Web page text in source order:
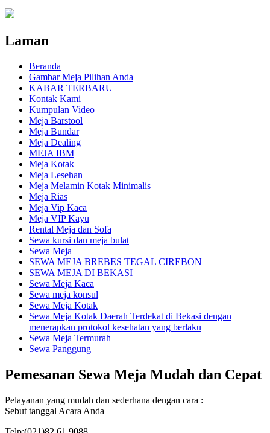
Laman
Beranda
Gambar Meja Pilihan Anda
KABAR TERBARU
Kontak Kami
Kumpulan Video
Meja Barstool
Meja Bundar
Meja Dealing
MEJA IBM
Meja Kotak
Meja Lesehan
Meja Melamin Kotak Minimalis
Meja Rias
Meja Vip Kaca
Meja VIP Kayu
Rental Meja dan Sofa
Sewa kursi dan meja bulat
Sewa Meja
SEWA MEJA BREBES TEGAL CIREBON
SEWA MEJA DI BEKASI
Sewa Meja Kaca
Sewa meja konsul
Sewa Meja Kotak
Sewa Meja Kotak Daerah Terdekat di Bekasi dengan
menerapkan protokol kesehatan yang berlaku
Sewa Meja Termurah
Sewa Panggung
Pemesanan Sewa Meja Mudah dan Cepat
Pelayanan yang mudah dan sederhana dengan cara :
Sebut tanggal Acara Anda